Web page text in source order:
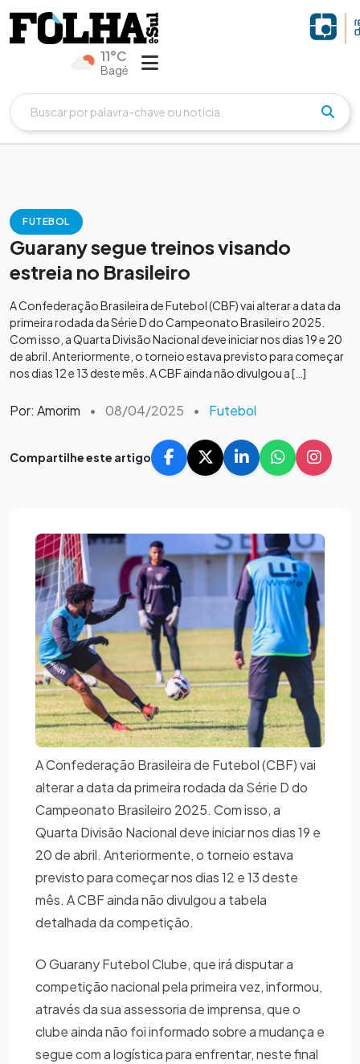
11°C
Bagé
FUTEBOL
Guarany segue treinos visando
estreia no Brasileiro
A Confederação Brasileira de Futebol (CBF) vai alterar a data da
primeira rodada da Série D do Campeonato Brasileiro 2025.
Com isso, a Quarta Divisão Nacional deve iniciar nos dias 19 e 20
de abril. Anteriormente, o torneio estava previsto para começar
nos dias 12 e 13 deste mês. A CBF ainda não divulgou a […]
Por: Amorim • 08/04/2025 • Futebol
Compartilhe este artigo
A Confederação Brasileira de Futebol (CBF) vai
alterar a data da primeira rodada da Série D do
Campeonato Brasileiro 2025. Com isso, a
Quarta Divisão Nacional deve iniciar nos dias 19 e
20 de abril. Anteriormente, o torneio estava
previsto para começar nos dias 12 e 13 deste
mês. A CBF ainda não divulgou a tabela
detalhada da competição.
O Guarany Futebol Clube, que irá disputar a
competição nacional pela primeira vez, informou,
através da sua assessoria de imprensa, que o
clube ainda não foi informado sobre a mudança e
segue com a logística para enfrentar, neste final